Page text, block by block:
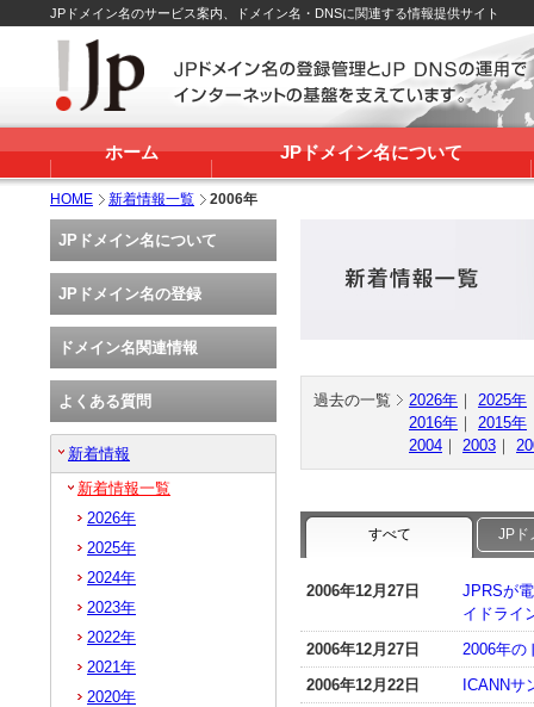
JPドメイン名のサービス案内、ドメイン名・DNSに関連する情報提供サイト
ホーム JPドメイン名について
HOME 新着情報一覧 2006年
過去の一覧 2026年 ｜ 2025年
2016年 ｜ 2015年
2004 ｜ 2003 ｜
すべて JPド
2006年12月27日
JPRSが
イドライ
2006年12月27日
2006年の
2006年12月22日
ICANNサ
JPドメイン名について
JPドメイン名の登録
ドメイン名関連情報
よくある質問
新着情報
新着情報一覧
2026年
2025年
2024年
2023年
2022年
2021年
2020年